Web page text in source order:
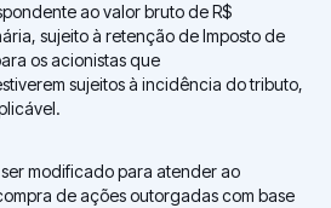
ao valor bruto de R$
sujeito à retenção de Imposto de
os acionistas que
sujeitos à incidência do tributo,
modificado para atender ao
de ações outorgadas com base